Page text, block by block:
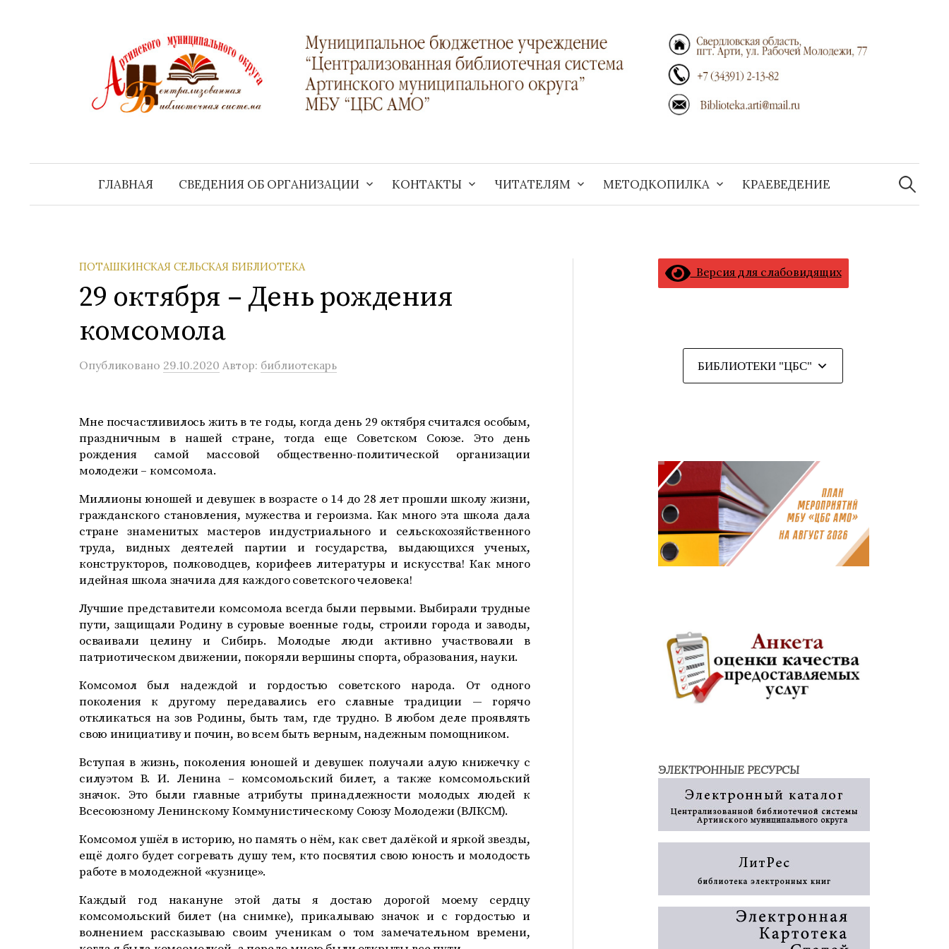
ГЛАВНАЯ СВЕДЕНИЯ ОБ ОРГАНИЗАЦИИ КОНТАКТЫ ЧИТАТЕЛЯМ МЕТОДКОПИЛКА КРАЕВЕДЕНИЕ
Найти:
ПОТАШКИНСКАЯ СЕЛЬСКАЯ БИБЛИОТЕКА
29 октября – День рождения
комсомола
Опубликовано 29.10.2020 Автор: библиотекарь
Мне посчастливилось жить в те годы, когда день 29 октября считался особым,
праздничным в нашей стране, тогда еще Советском Союзе. Это день
рождения самой массовой общественно-политической организации
молодежи – комсомола.
Миллионы юношей и девушек в возрасте о 14 до 28 лет прошли школу жизни,
гражданского становления, мужества и героизма. Как много эта школа дала
стране знаменитых мастеров индустриального и сельскохозяйственного
труда, видных деятелей партии и государства, выдающихся ученых,
конструкторов, полководцев, корифеев литературы и искусства! Как много
идейная школа значила для каждого советского человека!
Лучшие представители комсомола всегда были первыми. Выбирали трудные
пути, защищали Родину в суровые военные годы, строили города и заводы,
осваивали целину и Сибирь. Молодые люди активно участвовали в
патриотическом движении, покоряли вершины спорта, образования, науки.
Комсомол был надеждой и гордостью советского народа. От одного
поколения к другому передавались его славные традиции — горячо
откликаться на зов Родины, быть там, где трудно. В любом деле проявлять
свою инициативу и почин, во всем быть верным, надежным помощником.
Вступая в жизнь, поколения юношей и девушек получали алую книжечку с
силуэтом В. И. Ленина – комсомольский билет, а также комсомольский
значок. Это были главные атрибуты принадлежности молодых людей к
Всесоюзному Ленинскому Коммунистическому Союзу Молодежи (ВЛКСМ).
Комсомол ушёл в историю, но память о нём, как свет далёкой и яркой звезды,
ещё долго будет согревать душу тем, кто посвятил свою юность и молодость
работе в молодежной «кузнице».
Каждый год накануне этой даты я достаю дорогой моему сердцу
комсомольский билет (на снимке), прикалываю значок и с гордостью и
волнением рассказываю своим ученикам о том замечательном времени,
Версия для слабовидящих
БИБЛИОТЕКИ "ЦБС"
ЭЛЕКТРОННЫЕ РЕСУРСЫ